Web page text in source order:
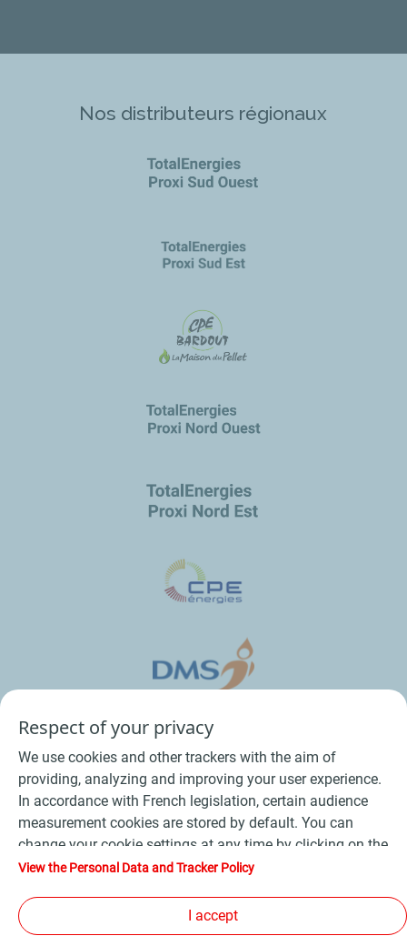
Nos distributeurs régionaux
Conditions Générales de Vente Bois
Conditions Générales d’Utilisation
Respect of your privacy
We use cookies and other trackers with the aim of
providing, analyzing and improving your user experience.
In accordance with French legislation, certain audience
measurement cookies are stored by default. You can
change your cookie settings at any time by clicking on the
"Manage my cookies" button. By clicking on the "Accept"
device. If you click on "Decline", only the technical cookies
required for the site to function correctly will be used. For
View the Personal Data and Tracker Policy
I accept